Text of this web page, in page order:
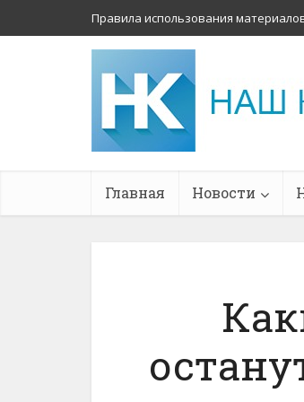
Правила использования
Главная Новости